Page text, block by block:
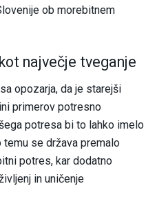
ob morebitnem
največje tveganje
opozarja, da je starejši
primerov potresno
potresa bi to lahko imelo
se država premalo
potres, kar dodatno
in uničenje